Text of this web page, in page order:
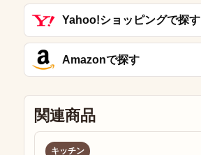
Yahoo!ショッピングで探す
Amazonで探す
関連商品
キッチン